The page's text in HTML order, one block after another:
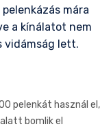
mára
a kínálatot nem
vidámság lett.
pelenkát használ el,
bomlik el